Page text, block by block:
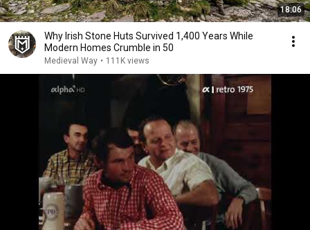
18:06
Why Irish Stone Huts Survived 1,400 Years While
Modern Homes Crumble in 50
Medieval Way • 111K views